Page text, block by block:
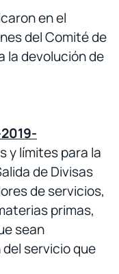
en el
del Comité de
la devolución de
y límites para la
de Divisas
de servicios,
primas,
sean
servicio que